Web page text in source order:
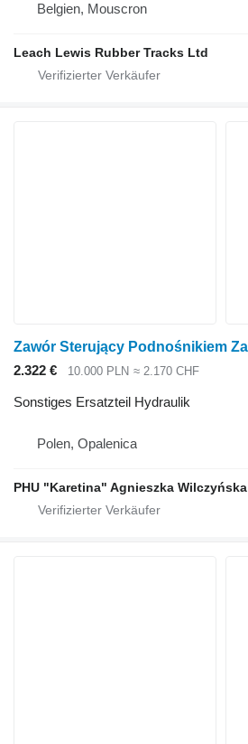
Belgien, Mouscron
Leach Lewis Rubber Tracks Ltd
2.322 € 10.000 PLN ≈ 2.170 CHF
Sonstiges Ersatzteil Hydraulik
Polen, Opalenica
PHU "Karetina" Agnieszka Wilczyńska